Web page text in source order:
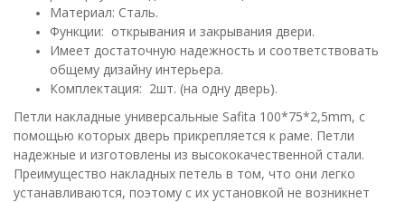
Материал: Сталь.
Функции: открывания и закрывания двери.
Имеет достаточную надежность и соответствовать
общему дизайну интерьера.
Комплектация: 2шт. (на одну дверь).
Петли накладные универсальные Safita 100*75*2,5mm, с
помощью которых дверь прикрепляется к раме. Петли
надежные и изготовлены из высококачественной стали.
Преимущество накладных петель в том, что они легко
устанавливаются, поэтому с их установкой не возникнет